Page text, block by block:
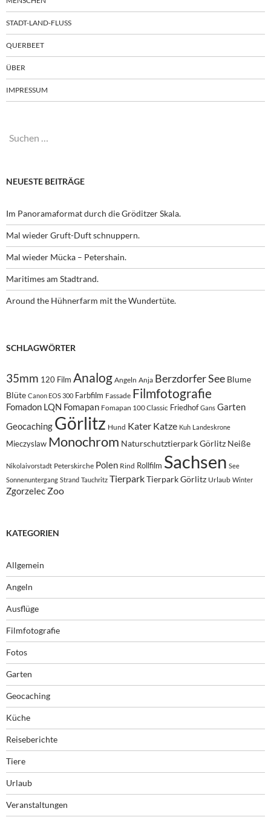
STADT-LAND-FLUSS
QUERBEET
ÜBER
IMPRESSUM
Suchen
NEUESTE BEITRÄGE
Im Panoramaformat durch die Gröditzer Skala.
Mal wieder Gruft-Duft schnuppern.
Mal wieder Mücka – Petershain.
Maritimes am Stadtrand.
Around the Hühnerfarm mit the Wundertüte.
SCHLAGWÖRTER
35mm 120 Film Analog Angeln Anja Berzdorfer See Blume
Blüte Canon EOS 300 Farbfilm Fassade Filmfotografie
Fomadon LQN Fomapan Fomapan 100 Classic Friedhof Gans Garten
Geocaching Görlitz Hund Kater Katze Kuh Landeskrone
Mieczyslaw Monochrom Naturschutztierpark Görlitz Neiße
Nikolaivorstadt Peterskirche Polen Rind Rollfilm Sachsen See
Sonnenuntergang Strand Tauchritz TierparkTierpark Görlitz Urlaub Winter
Zgorzelec Zoo
KATEGORIEN
Allgemein
Angeln
Ausflüge
Filmfotografie
Fotos
Garten
Geocaching
Küche
Reiseberichte
Tiere
Urlaub
Veranstaltungen